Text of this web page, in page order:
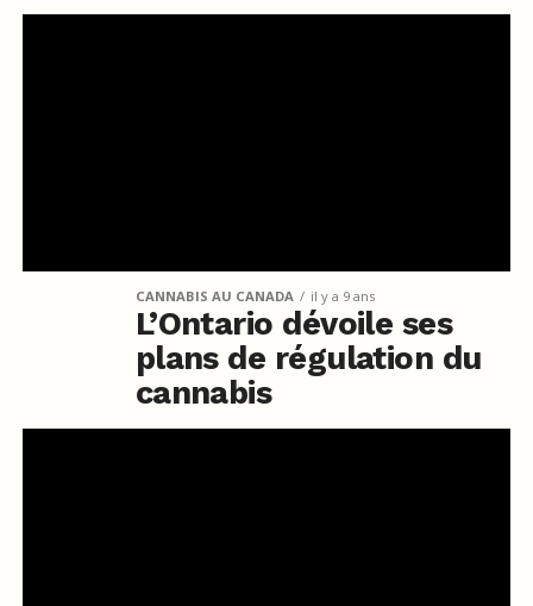
CANNABIS AU CANADA il y a 9 ans
L’Ontario dévoile ses
plans de régulation du
cannabis